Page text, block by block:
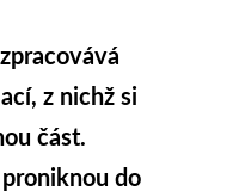
z nichž si
část.
do